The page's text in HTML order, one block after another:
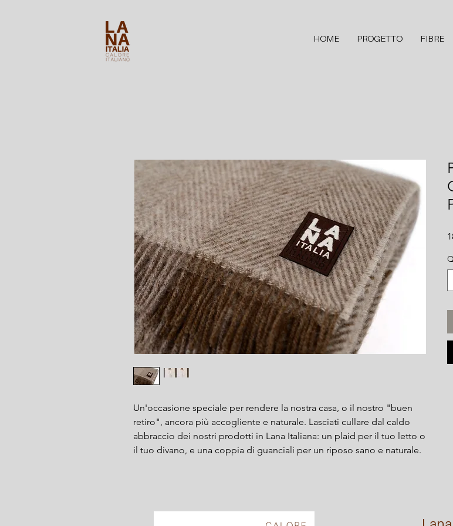
HOME PROGETTO FIBRE
Un'occasione speciale per rendere la nostra casa, o il nostro "buen
retiro", ancora più accogliente e naturale. Lasciati cullare dal caldo
abbraccio dei nostri prodotti in Lana Italiana: un plaid per il tuo letto o
il tuo divano, e una coppia di guanciali per un riposo sano e naturale.